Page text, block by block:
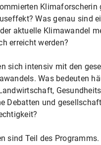
Klimaforscherin
Was genau sind
aktuelle Klimawandel
erreicht werden?
sich intensiv mit den
Was bedeuten
Debatten und
sind Teil des